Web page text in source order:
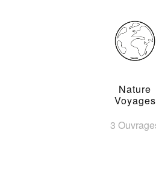
Nature
Voyages
3